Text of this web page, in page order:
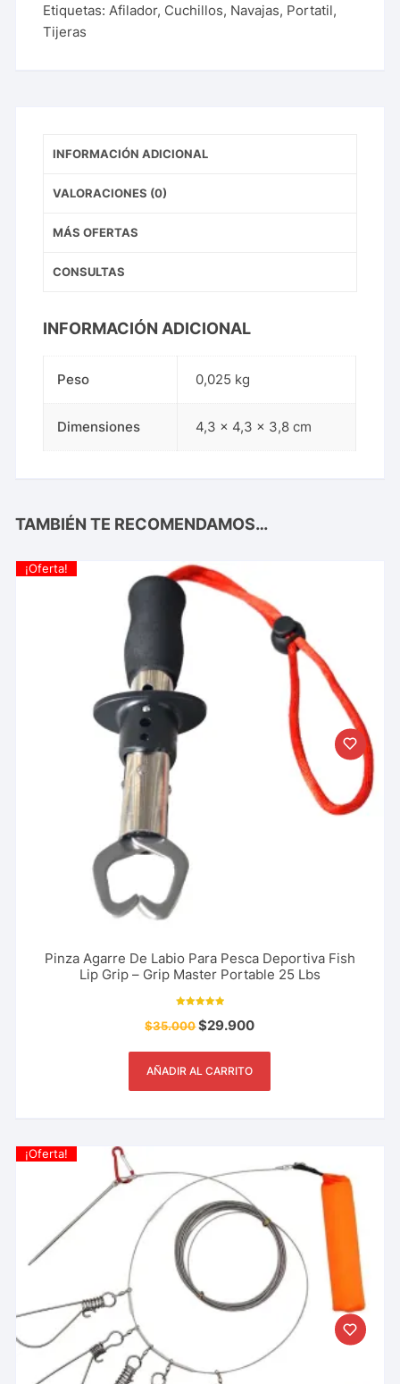
Etiquetas: Afilador, Cuchillos, Navajas, Portatil,
Tijeras
INFORMACIÓN ADICIONAL
VALORACIONES (0)
MÁS OFERTAS
CONSULTAS
INFORMACIÓN ADICIONAL
Peso 0,025 kg
Dimensiones 4,3 × 4,3 × 3,8 cm
TAMBIÉN TE RECOMENDAMOS…
¡Oferta!
Pinza Agarre De Labio Para Pesca Deportiva Fish
Lip Grip – Grip Master Portable 25 Lbs
5.00
de 5
$35.000$29.900
AÑADIR AL CARRITO
¡Oferta!